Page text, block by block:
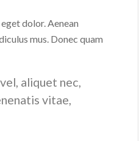
dolor. Aenean
mus. Donec quam
aliquet nec,
vitae,